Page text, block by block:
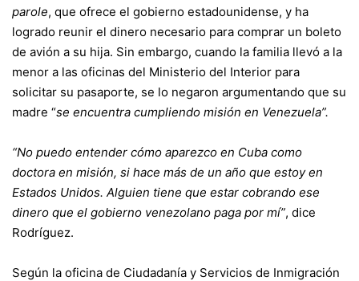
parole, que ofrece el gobierno estadounidense, y ha
logrado reunir el dinero necesario para comprar un boleto
de avión a su hija. Sin embargo, cuando la familia llevó a la
menor a las oficinas del Ministerio del Interior para
solicitar su pasaporte, se lo negaron argumentando que su
madre “se encuentra cumpliendo misión en Venezuela”.
“No puedo entender cómo aparezco en Cuba como
doctora en misión, si hace más de un año que estoy en
Estados Unidos. Alguien tiene que estar cobrando ese
dinero que el gobierno venezolano paga por mí”, dice
Rodríguez.
Según la oficina de Ciudadanía y Servicios de Inmigración